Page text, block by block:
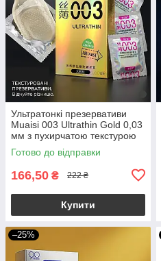
Ультратонкі презервативи
Muaisi 003 Ultrathin Gold 0,03
мм з пухирчатою текстурою
12 шт
Готово до відправки
166,50 ₴ 222 ₴
Купити
–25%